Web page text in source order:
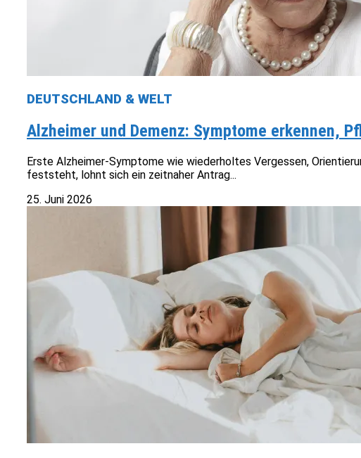
DEUTSCHLAND & WELT
Alzheimer und Demenz: Symptome erkennen,
Erste Alzheimer-Symptome wie wiederholtes Vergessen,
feststeht, lohnt sich ein zeitnaher Antrag...
25. Juni 2026